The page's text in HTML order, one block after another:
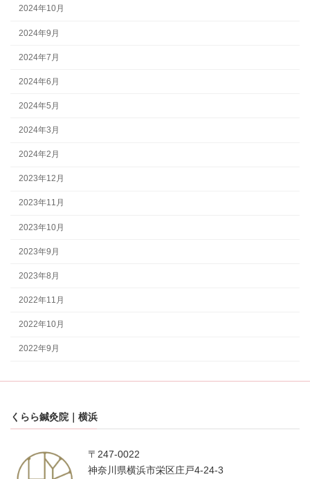
2024年10月
2024年9月
2024年7月
2024年6月
2024年5月
2024年3月
2024年2月
2023年12月
2023年11月
2023年10月
2023年9月
2023年8月
2022年11月
2022年10月
2022年9月
くらら鍼灸院｜横浜
〒247-0022
神奈川県横浜市栄区庄戸4-24-3